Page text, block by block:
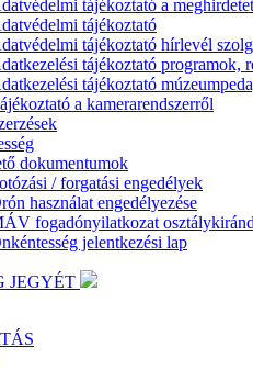
tájékoztató a
tájékoztató
tájékoztató hírlevél
tájékoztató programok,
tájékoztató
a kamerarendszerről
dokumentumok
/ forgatási engedélyek
használat engedélyezése
fogadónyilatkozat
jelentkezési lap
JEGYÉT